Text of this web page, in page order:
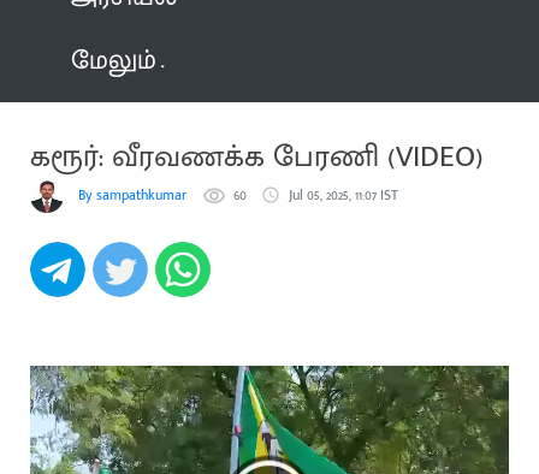
மேலும்
கரூர்: வீரவணக்க பேரணி (VIDEO)
By sampathkumar 60 Jul 05, 2025, 11:07 IST